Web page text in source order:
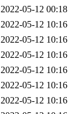
2022-05-12 00:18
2022-05-12 10:16
2022-05-12 10:16
2022-05-12 10:16
2022-05-12 10:16
2022-05-12 10:16
2022-05-12 10:16